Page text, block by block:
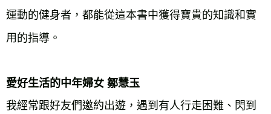
運動的健身者，都能從這本書中獲得寶貴的知識和實
用的指導。
愛好生活的中年婦女 鄒慧玉
我經常跟好友們邀約出遊，遇到有人行走困難、閃到